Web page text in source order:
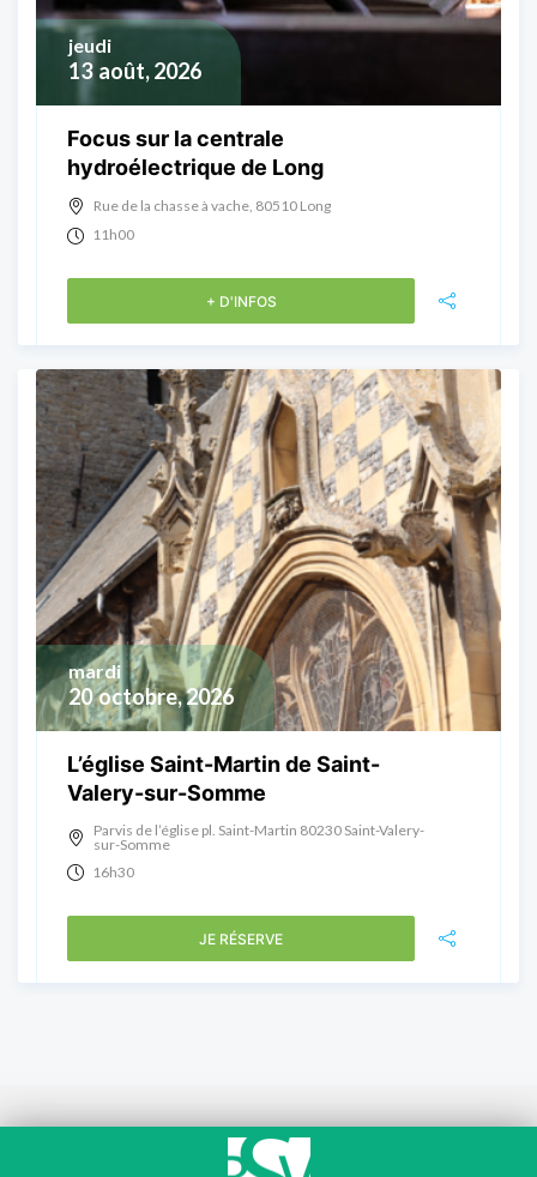
13 août, 2026
jeudi
Focus sur la centrale
hydroélectrique de Long
Rue de la chasse à vache, 80510 Long
11h00
+ D'INFOS
20 octobre, 2026
mardi
L’église Saint-Martin de Saint-
Valery-sur-Somme
Parvis de l’église pl. Saint-Martin 80230 Saint-Valery-
sur-Somme
16h30
JE RÉSERVE